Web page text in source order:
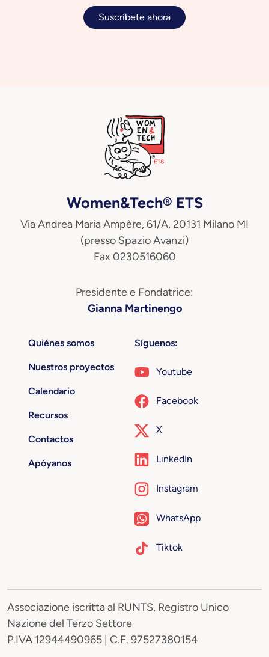
Suscríbete ahora
Women&Tech® ETS
Via Andrea Maria Ampère, 61/A, 20131 Milano MI
(presso Spazio Avanzi)
Fax 0230516060
Presidente e Fondatrice:
Gianna Martinengo
Quiénes somos
Nuestros proyectos
Calendario
Recursos
Contactos
Apóyanos
Síguenos:
Youtube
Facebook
X
LinkedIn
Instagram
WhatsApp
Tiktok
Associazione iscritta al RUNTS, Registro Unico
Nazione del Terzo Settore
P.IVA 12944490965 | C.F. 97527380154